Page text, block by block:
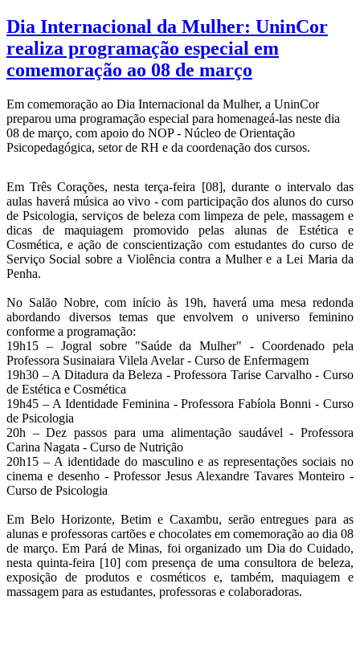
Dia Internacional da Mulher: UninCor
realiza programação especial em
comemoração ao 08 de março
Em comemoração ao Dia Internacional da Mulher, a UninCor
preparou uma programação especial para homenageá-las neste dia
08 de março, com apoio do NOP - Núcleo de Orientação
Psicopedagógica, setor de RH e da coordenação dos cursos.
Em Três Corações, nesta terça-feira [08], durante o intervalo das
aulas haverá música ao vivo - com participação dos alunos do curso
de Psicologia, serviços de beleza com limpeza de pele, massagem e
dicas de maquiagem promovido pelas alunas de Estética e
Cosmética, e ação de conscientização com estudantes do curso de
Serviço Social sobre a Violência contra a Mulher e a Lei Maria da
Penha.
No Salão Nobre, com início às 19h, haverá uma mesa redonda
abordando diversos temas que envolvem o universo feminino
conforme a programação:
19h15 – Jogral sobre "Saúde da Mulher" - Coordenado pela
Professora Susinaiara Vilela Avelar - Curso de Enfermagem
19h30 – A Ditadura da Beleza - Professora Tarise Carvalho - Curso
de Estética e Cosmética
19h45 – A Identidade Feminina - Professora Fabíola Bonni - Curso
de Psicologia
20h – Dez passos para uma alimentação saudável - Professora
Carina Nagata - Curso de Nutrição
20h15 – A identidade do masculino e as representações sociais no
cinema e desenho - Professor Jesus Alexandre Tavares Monteiro -
Curso de Psicologia
Em Belo Horizonte, Betim e Caxambu, serão entregues para as
alunas e professoras cartões e chocolates em comemoração ao dia 08
de março. Em Pará de Minas, foi organizado um Dia do Cuidado,
nesta quinta-feira [10] com presença de uma consultora de beleza,
exposição de produtos e cosméticos e, também, maquiagem e
massagem para as estudantes, professoras e colaboradoras.